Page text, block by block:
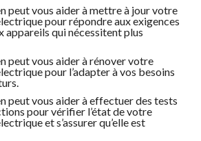
peut vous aider à mettre à jour votre
pour répondre aux exigences
appareils qui nécessitent plus
peut vous aider à rénover votre
pour l’adapter à vos besoins
peut vous aider à effectuer des tests
pour vérifier l’état de votre
et s’assurer qu’elle est